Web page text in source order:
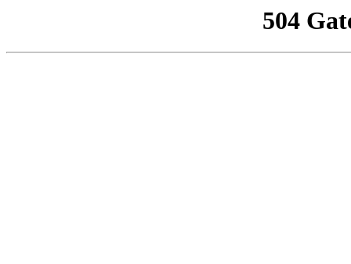
504